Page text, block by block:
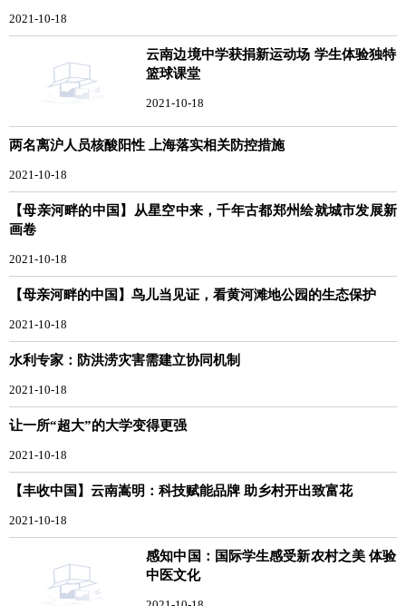
2021-10-18
云南边境中学获捐新运动场 学生体验独特
篮球课堂
2021-10-18
两名离沪人员核酸阳性 上海落实相关防控措施
2021-10-18
【母亲河畔的中国】从星空中来，千年古都郑州绘就城市发展新
画卷
2021-10-18
【母亲河畔的中国】鸟儿当见证，看黄河滩地公园的生态保护
2021-10-18
水利专家：防洪涝灾害需建立协同机制
2021-10-18
让一所“超大”的大学变得更强
2021-10-18
【丰收中国】云南嵩明：科技赋能品牌 助乡村开出致富花
2021-10-18
感知中国：国际学生感受新农村之美 体验
中医文化